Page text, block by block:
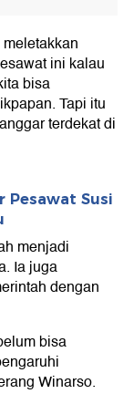
meletakkan
ini kalau
bisa
Tapi itu
terdekat di
Pesawat Susi
menjadi
Ia juga
dengan
bisa
Winarso.